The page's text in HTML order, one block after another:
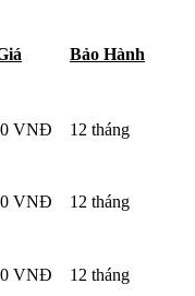
Bảo Hành
VNĐ 12 tháng
VNĐ 12 tháng
VNĐ 12 tháng